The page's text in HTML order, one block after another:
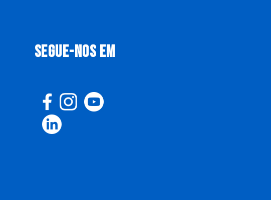
SEGUE-NOS EM